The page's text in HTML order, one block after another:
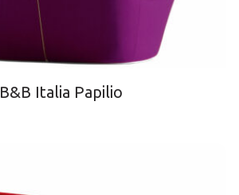
B&B Italia Papilio